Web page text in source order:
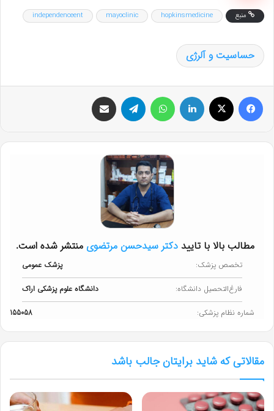
منبع hopkinsmedicine
mayoclinic
independenceent
حساسیت و آلرژی
مطالب بالا با تایید دکتر سیدحسن مرتضوی منتشر شده است.
تخصص پزشک: پزشک عمومی
فارغ‌التحصیل دانشگاه: دانشگاه علوم پزشکی اراک
شماره نظام پزشکی: 155058
مقالاتی که شاید برایتان جالب باشد